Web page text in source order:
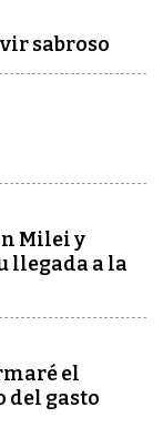
sabroso
Milei y
llegada a la
el
del gasto